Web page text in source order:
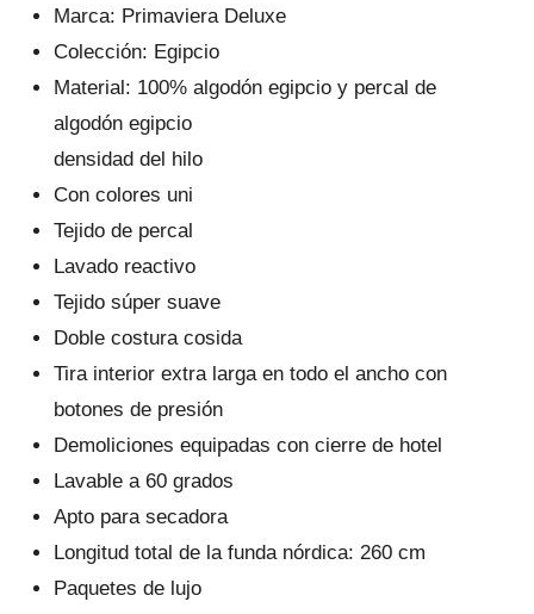
Marca: Primaviera Deluxe
Colección: Egipcio
Material: 100% algodón egipcio y percal de
algodón egipcio
densidad del hilo
Con colores uni
Tejido de percal
Lavado reactivo
Tejido súper suave
Doble costura cosida
Tira interior extra larga en todo el ancho con
botones de presión
Demoliciones equipadas con cierre de hotel
Lavable a 60 grados
Apto para secadora
Longitud total de la funda nórdica: 260 cm
Paquetes de lujo